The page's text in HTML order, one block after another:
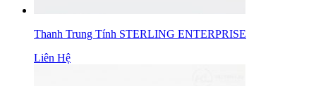
Thanh Trung Tính STERLING ENTERPRISE
Liên Hệ